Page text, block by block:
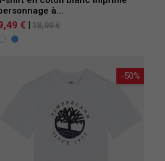
à...
€ 18,99 €
-50%